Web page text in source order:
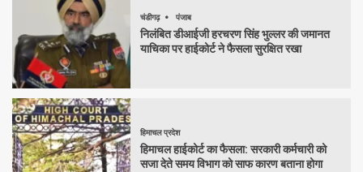
चंडीगढ़ पंजाब
निलंबित डीआईजी हरचरण सिंह भुल्लर की जमानत
याचिका पर हाईकोर्ट ने फैसला सुरक्षित रखा
हिमाचल प्रदेश
हिमाचल हाईकोर्ट का फैसला: सरकारी कर्मचारी को
सजा देते समय विभाग को साफ कारण बताना होगा